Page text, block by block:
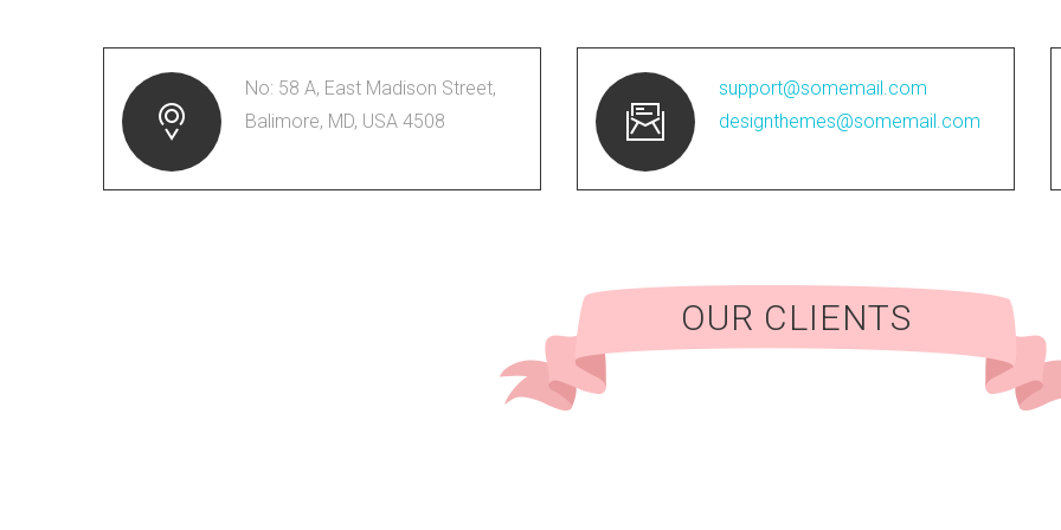
No: 58 A, East Madison Street,
Balimore, MD, USA 4508
support@somemail.com
designthemes@somemail.com
OUR CLIENTS